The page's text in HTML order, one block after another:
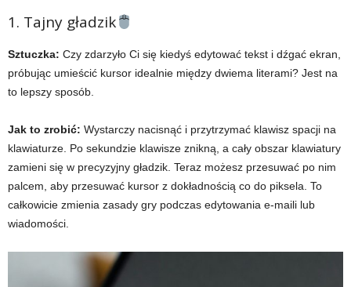
1. Tajny gładzik
Sztuczka: Czy zdarzyło Ci się kiedyś edytować tekst i dźgać ekran,
próbując umieścić kursor idealnie między dwiema literami? Jest na
to lepszy sposób.
Jak to zrobić: Wystarczy nacisnąć i przytrzymać klawisz spacji na
klawiaturze. Po sekundzie klawisze znikną, a cały obszar klawiatury
zamieni się w precyzyjny gładzik. Teraz możesz przesuwać po nim
palcem, aby przesuwać kursor z dokładnością co do piksela. To
całkowicie zmienia zasady gry podczas edytowania e-maili lub
wiadomości.